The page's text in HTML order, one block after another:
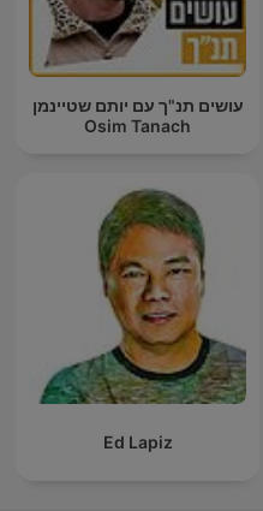
עושים תנ"ך עם יותם שטיינמן
Osim Tanach
Ed Lapiz